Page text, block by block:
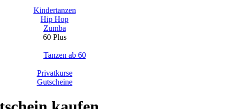
Kindertanzen
Hip Hop
Zumba
60 Plus
Tanzen ab 60
Privatkurse
Gutscheine